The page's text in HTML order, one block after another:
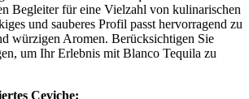
Begleiter für eine Vielzahl von kulinarischen
und sauberes Profil passt hervorragend zu
würzigen Aromen. Berücksichtigen Sie
um Ihr Erlebnis mit Blanco Tequila zu
Ceviche: